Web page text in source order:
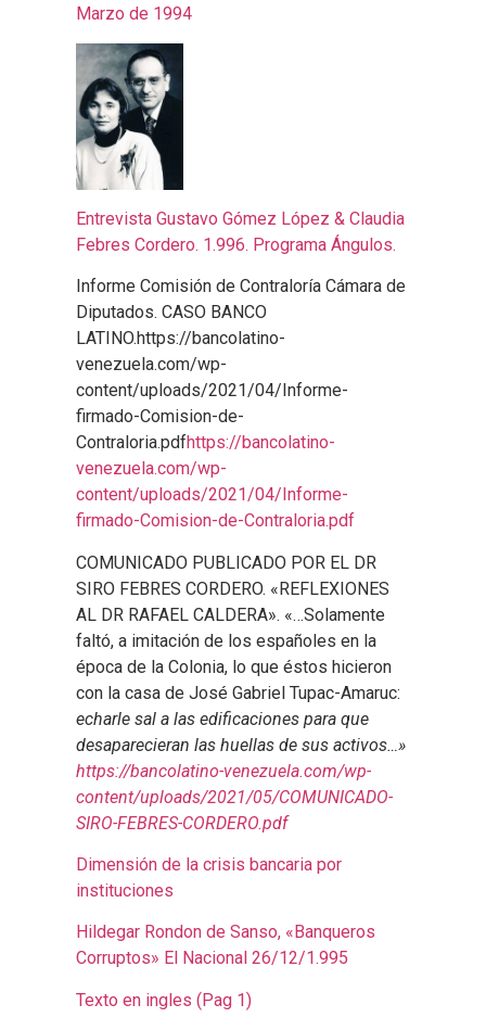
Marzo de 1994
Entrevista Gustavo Gómez López & Claudia
Febres Cordero. 1.996. Programa Ángulos.
Informe Comisión de Contraloría Cámara de
Diputados. CASO BANCO
LATINO.https://bancolatino-
venezuela.com/wp-
content/uploads/2021/04/Informe-
firmado-Comision-de-
Contraloria.pdfhttps://bancolatino-
venezuela.com/wp-
content/uploads/2021/04/Informe-
firmado-Comision-de-Contraloria.pdf
COMUNICADO PUBLICADO POR EL DR
SIRO FEBRES CORDERO. «REFLEXIONES
AL DR RAFAEL CALDERA». «…Solamente
faltó, a imitación de los españoles en la
época de la Colonia, lo que éstos hicieron
con la casa de José Gabriel Tupac-Amaruc:
echarle sal a las edificaciones para que
desaparecieran las huellas de sus activos…»
https://bancolatino-venezuela.com/wp-
content/uploads/2021/05/COMUNICADO-
SIRO-FEBRES-CORDERO.pdf
Dimensión de la crisis bancaria por
instituciones
Hildegar Rondon de Sanso, «Banqueros
Corruptos» El Nacional 26/12/1.995
Texto en ingles (Pag 1)